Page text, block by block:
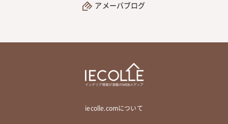
アメーバブログ
iecolle.comについて